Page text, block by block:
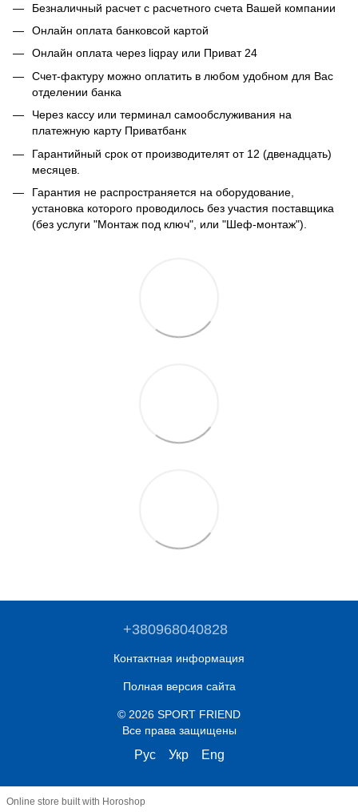
Безналичный расчет с расчетного счета Вашей компании
Онлайн оплата банковсой картой
Онлайн оплата через liqpay или Приват 24
Счет-фактуру можно оплатить в любом удобном для Вас
отделении банка
Через кассу или терминал самообслуживания на
платежную карту Приватбанк
Гарантийный срок от производителят от 12 (двенадцать)
месяцев.
Гарантия не распространяется на оборудование,
установка которого проводилось без участия поставщика
(без услуги "Монтаж под ключ", или "Шеф-монтаж").
+380968040828
Контактная информация
Полная версия сайта
© 2026 SPORT FRIEND
Все права защищены
Рус Укр Eng
Online store built with Horoshop